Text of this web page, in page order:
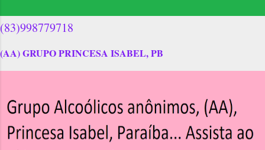
(83)998779718
(AA) GRUPO PRINCESA ISABEL, PB